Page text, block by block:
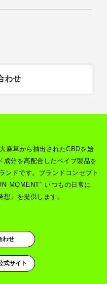
わせ
麻草から抽出されたCBDを始
成分を高配合したベイプ製品を
ンドです。ブランドコンセプト
MOMENT” いつもの日常に
想」を提供します。
わせ
式サイト